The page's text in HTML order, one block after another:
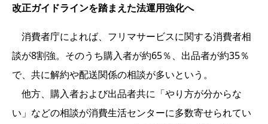
改正ガイドラインを踏まえた法運用強化へ
消費者庁によれば、フリマサービスに関する消費者相
談が8割強。そのうち購入者が約65％、出品者が約35％
で、共に解約や配送関係の相談が多いという。
他方、購入者および出品者共に「やり方が分からな
い」などの相談が消費生活センターに多数寄せられてい